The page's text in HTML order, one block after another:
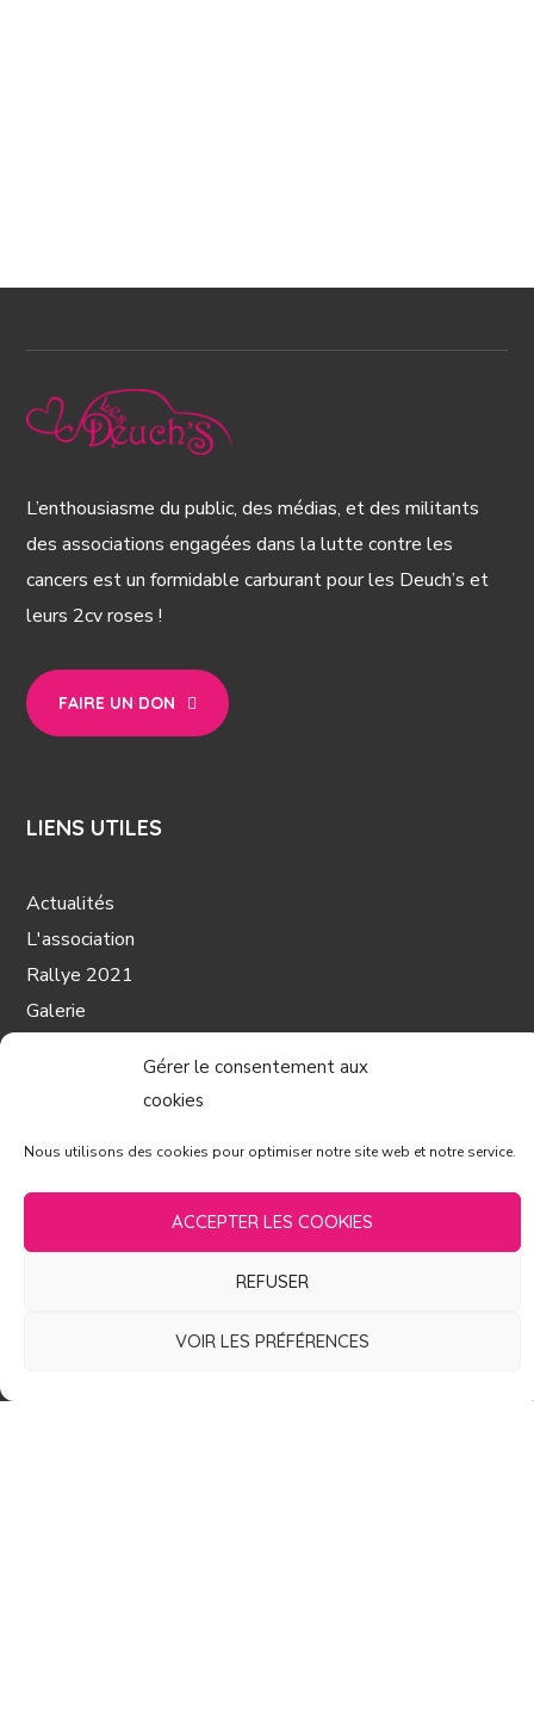
Gérer le consentement aux
cookies
Nous utilisons des cookies pour optimiser notre site web et notre service.
ACCEPTER LES COOKIES
REFUSER
VOIR LES PRÉFÉRENCES
L’enthousiasme du public, des médias, et des militants
des associations engagées dans la lutte contre les
cancers est un formidable carburant pour les Deuch’s et
leurs 2cv roses !
FAIRE UN DON
LIENS UTILES
Actualités
L'association
Rallye 2021
Galerie
Mentions légales